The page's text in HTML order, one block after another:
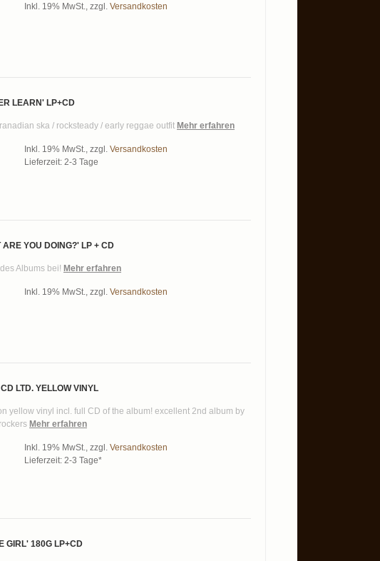
Inkl. 19% MwSt., zzgl. Versandkosten
LEARN' LP+CD
ska / rocksteady / early reggae outfit Mehr erfahren
Inkl. 19% MwSt., zzgl. Versandkosten
Lieferzeit: 2-3 Tage
YOU DOING?' LP + CD
Albums bei! Mehr erfahren
Inkl. 19% MwSt., zzgl. Versandkosten
LTD. YELLOW VINYL
yellow vinyl incl. full CD of the album! excellent 2nd album by
Mehr erfahren
Inkl. 19% MwSt., zzgl. Versandkosten
Lieferzeit: 2-3 Tage*
GIRL' 180G LP+CD